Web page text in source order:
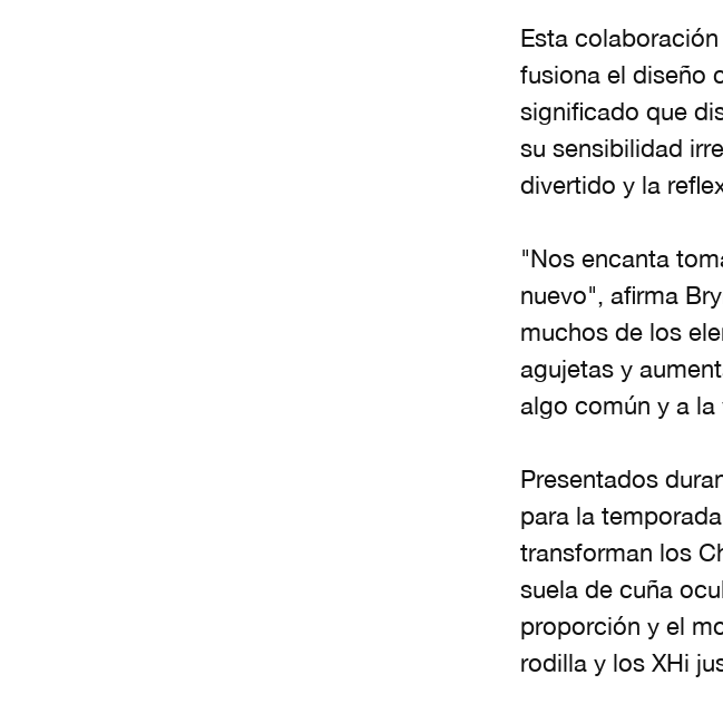
Esta
fusiona el diseño
significado que
su sensibilidad
divertido y la
"Nos encanta
nuevo", afirma
muchos de los
agujetas y
algo común y a
Presentados
para la
transforman los
suela de cuña
proporción y el
rodilla y los XHi